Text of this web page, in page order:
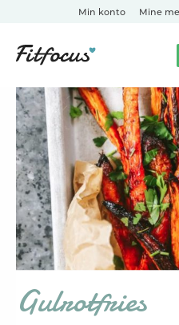
Min konto Mine
Gulrotfries